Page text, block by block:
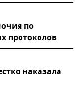
по
протоколов
наказала